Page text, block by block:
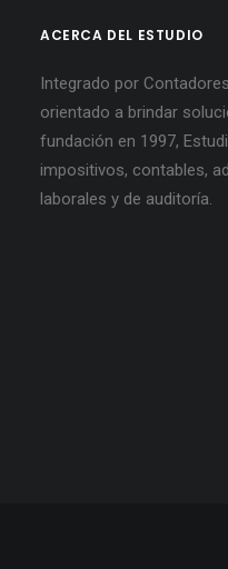
ACERCA DEL ESTUDIO
Integrado por
orientado a brindar
fundación en 1997,
impositivos, contables,
laborales y de auditoría.